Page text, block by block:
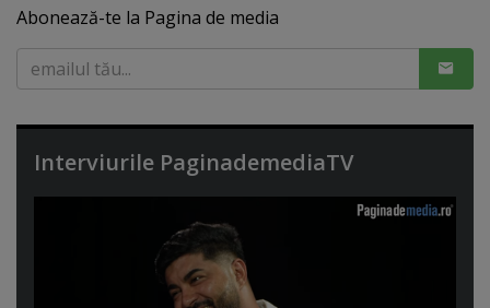
Abonează-te la Pagina de media
Interviurile PaginademediaTV